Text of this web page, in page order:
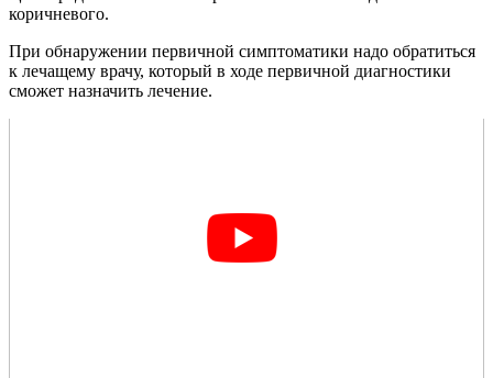
коричневого.
При обнаружении первичной симптоматики надо обратиться
к лечащему врачу, который в ходе первичной диагностики
сможет назначить лечение.